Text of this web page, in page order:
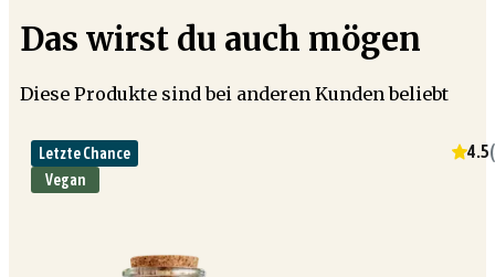
Das wirst du auch mögen
Diese Produkte sind bei anderen Kunden beliebt
Letzte Chance
Vegan
4.5(